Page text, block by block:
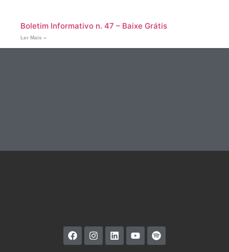
Boletim Informativo n. 47 – Baixe Grátis
Ler Mais »